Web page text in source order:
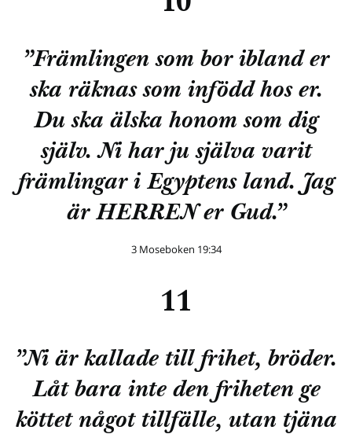
”Främlingen som bor ibland er
ska räknas som infödd hos er.
Du ska älska honom som dig
själv. Ni har ju själva varit
främlingar i Egyptens land. Jag
är HERREN er Gud.”
3 Moseboken 19:34
11
”Ni är kallade till frihet, bröder.
Låt bara inte den friheten ge
köttet något tillfälle, utan tjäna